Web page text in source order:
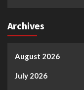
Archives
August 2026
July 2026